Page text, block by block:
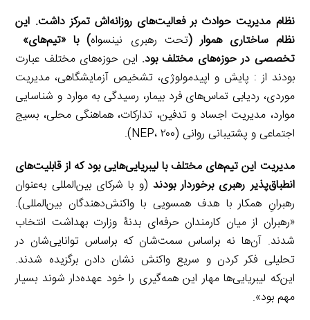
نظام مدیریت حوادث بر فعالیت‌های روزانه‌اش تمرکز داشت. این
نظام ساختاری هموار (تحت رهبری نینسواه) با «تیم‌های»
تخصصی در حوزه‌های مختلف بود. این حوزه‌های مختلف عبارت
بودند از : پایش و اپیدمولوژی، تشخیص آزمایشگاهی، مدیریت
موردی، ردیابی تماس‌های فرد بیمار، رسیدگی به موارد و شناسایی
موارد، مدیریت اجساد و تدفین، تدارکات، هماهنگی محلی، بسیج
اجتماعی و پشتیبانی روانی (NEP، ۲۰۰).
مدیریت این تیم‌های مختلف با لیبریایی‌هایی بود که از قابلیت‌های
انطباق‌پذیر رهبری برخوردار بودند (و با شرکای بین‌المللی به‌عنوان
رهبرانِ همکار با هدف همسویی با واکنش‌دهندگان بین‌المللی).
«رهبران از میان کارمندان حرفه‌ای بدنۀ وزارت بهداشت انتخاب
شدند. آن‌ها نه براساس سمت‌شان که براساس توانایی‌شان در
تحلیلی فکر کردن و سریع واکنش نشان دادن برگزیده شدند.
این‌که لیبریایی‌ها مهار این همه‌گیری را خود عهده‌دار شوند بسیار
مهم بود».